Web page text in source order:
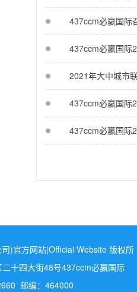
437ccm必嬴国际
437ccm必嬴国际
2021年大中城市
437ccm必嬴国际
437ccm必嬴国际
)官方网站|Official Website 版权所
十四大街48号437ccm必嬴国际
邮编：464000